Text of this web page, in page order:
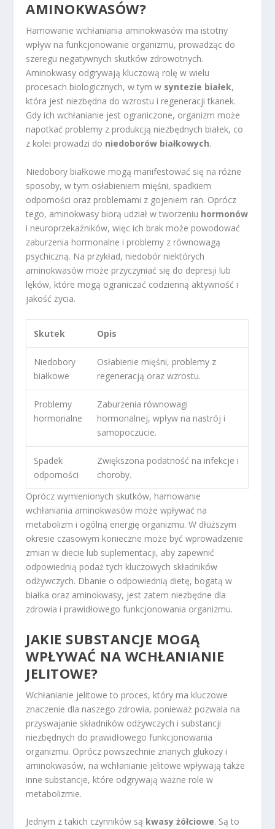
AMINOKWASÓW?
Hamowanie wchłaniania aminokwasów ma istotny
wpływ na funkcjonowanie organizmu, prowadząc do
szeregu negatywnych skutków zdrowotnych.
Aminokwasy odgrywają kluczową rolę w wielu
procesach biologicznych, w tym w syntezie białek,
która jest niezbędna do wzrostu i regeneracji tkanek.
Gdy ich wchłanianie jest ograniczone, organizm może
napotkać problemy z produkcją niezbędnych białek, co
z kolei prowadzi do niedoborów białkowych.
Niedobory białkowe mogą manifestować się na różne
sposoby, w tym osłabieniem mięśni, spadkiem
odporności oraz problemami z gojeniem ran. Oprócz
tego, aminokwasy biorą udział w tworzeniu hormonów
i neuroprzekaźników, więc ich brak może powodować
zaburzenia hormonalne i problemy z równowagą
psychiczną. Na przykład, niedobór niektórych
aminokwasów może przyczyniać się do depresji lub
lęków, które mogą ograniczać codzienną aktywność i
jakość życia.
Skutek Opis
Niedobory
białkowe
Osłabienie mięśni, problemy z
regeneracją oraz wzrostu.
Problemy
hormonalne
Zaburzenia równowagi
hormonalnej, wpływ na nastrój i
samopoczucie.
Spadek
odporności
Zwiększona podatność na infekcje i
choroby.
Oprócz wymienionych skutków, hamowanie
wchłaniania aminokwasów może wpływać na
metabolizm i ogólną energię organizmu. W dłuższym
okresie czasowym konieczne może być wprowadzenie
zmian w diecie lub suplementacji, aby zapewnić
odpowiednią podaż tych kluczowych składników
odżywczych. Dbanie o odpowiednią dietę, bogatą w
białka oraz aminokwasy, jest zatem niezbędne dla
zdrowia i prawidłowego funkcjonowania organizmu.
JAKIE SUBSTANCJE MOGĄ
WPŁYWAĆ NA WCHŁANIANIE
JELITOWE?
Wchłanianie jelitowe to proces, który ma kluczowe
znaczenie dla naszego zdrowia, ponieważ pozwala na
przyswajanie składników odżywczych i substancji
niezbędnych do prawidłowego funkcjonowania
organizmu. Oprócz powszechnie znanych glukozy i
aminokwasów, na wchłanianie jelitowe wpływają także
inne substancje, które odgrywają ważne role w
metabolizmie.
Jednym z takich czynników są kwasy żółciowe. Są to